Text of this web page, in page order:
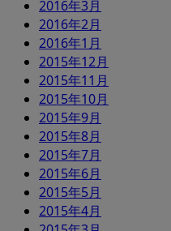
2016年3月
2016年2月
2016年1月
2015年12月
2015年11月
2015年10月
2015年9月
2015年8月
2015年7月
2015年6月
2015年5月
2015年4月